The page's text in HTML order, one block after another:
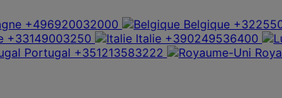
+496920032000 Belgique
+33149003250 Italie +390249536400
Portugal +351213583222